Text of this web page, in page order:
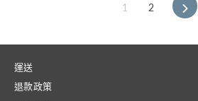
1 2
下
運送
退款政策